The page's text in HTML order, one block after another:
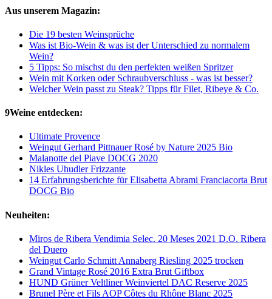
Aus unserem Magazin:
Die 19 besten Weinsprüche
Was ist Bio-Wein & was ist der Unterschied zu normalem
Wein?
5 Tipps: So mischst du den perfekten weißen Spritzer
Wein mit Korken oder Schraubverschluss - was ist besser?
Welcher Wein passt zu Steak? Tipps für Filet, Ribeye & Co.
9Weine entdecken:
Ultimate Provence
Weingut Gerhard Pittnauer Rosé by Nature 2025 Bio
Malanotte del Piave DOCG 2020
Nikles Uhudler Frizzante
14 Erfahrungsberichte für Elisabetta Abrami Franciacorta Brut
DOCG Bio
Neuheiten:
Miros de Ribera Vendimia Selec. 20 Meses 2021 D.O. Ribera
del Duero
Weingut Carlo Schmitt Annaberg Riesling 2025 trocken
Grand Vintage Rosé 2016 Extra Brut Giftbox
HUND Grüner Veltliner Weinviertel DAC Reserve 2025
Brunel Père et Fils AOP Côtes du Rhône Blanc 2025